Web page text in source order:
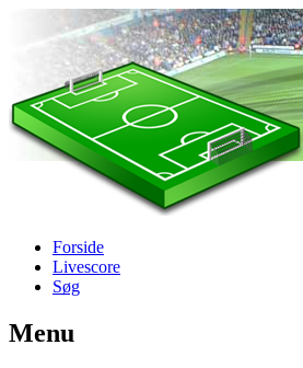
Forside
Livescore
Søg
Наши партнеры
Menu